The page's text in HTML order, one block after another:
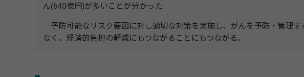
ん(640億円)が多いことが分かった
予防可能なリスク要因に対し適切な対策を実施し、がんを予防・管理
なく、経済的負担の軽減にもつながることにもつながる。